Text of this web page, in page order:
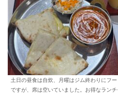
土日の昼食は自炊、月曜はジム終わりにフ
ですが、席は空いていました。お得なラン